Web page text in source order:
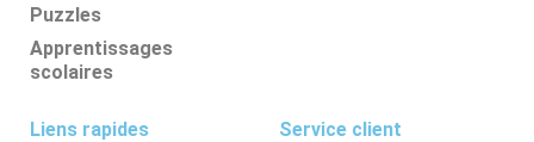
Puzzles
Apprentissages
scolaires
Liens rapides
Service client